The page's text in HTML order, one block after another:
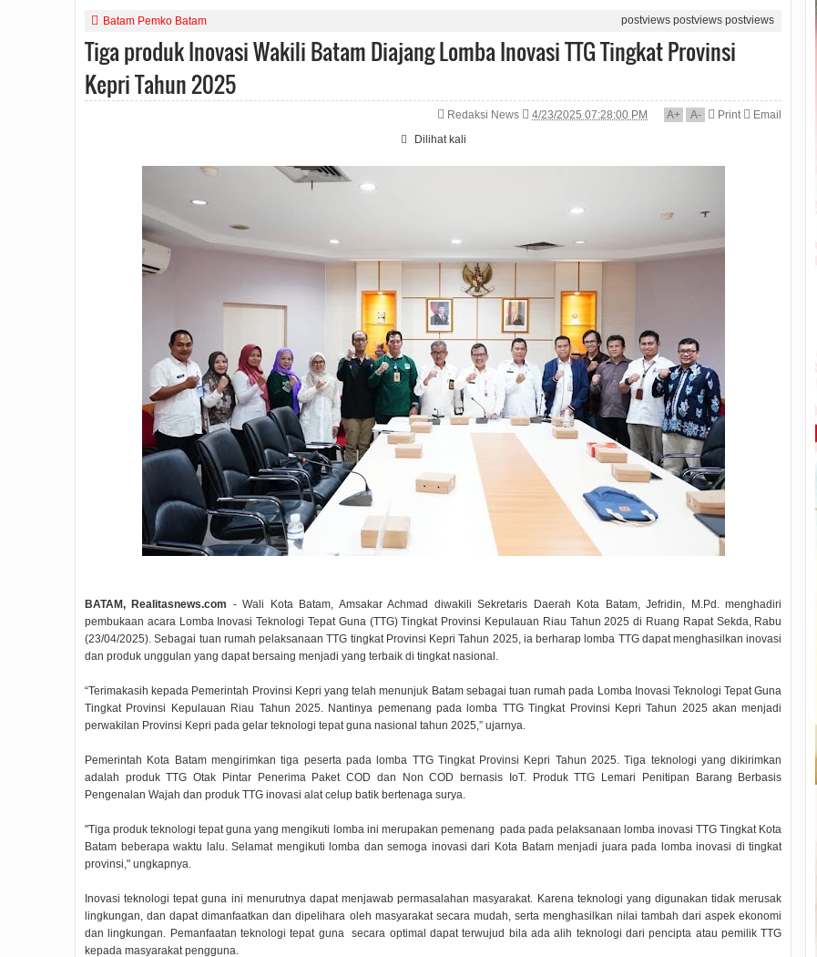
Batam Pemko Batam postviewspostviewspostviews
Tiga produk Inovasi Wakili Batam Diajang Lomba Inovasi TTG Tingkat Provinsi
Kepri Tahun 2025
Redaksi News 4/23/2025 07:28:00 PM A+ A- Print
Email
Dilihat kali
BATAM, Realitasnews.com - Wali Kota Batam, Amsakar Achmad diwakili Sekretaris Daerah Kota Batam, Jefridin, M.Pd. menghadiri
pembukaan acara Lomba Inovasi Teknologi Tepat Guna (TTG) Tingkat Provinsi Kepulauan Riau Tahun 2025 di Ruang Rapat Sekda, Rabu
(23/04/2025). Sebagai tuan rumah pelaksanaan TTG tingkat Provinsi Kepri Tahun 2025, ia berharap lomba TTG dapat menghasilkan inovasi
dan produk unggulan yang dapat bersaing menjadi yang terbaik di tingkat nasional.
“Terimakasih kepada Pemerintah Provinsi Kepri yang telah menunjuk Batam sebagai tuan rumah pada Lomba Inovasi Teknologi Tepat Guna
Tingkat Provinsi Kepulauan Riau Tahun 2025. Nantinya pemenang pada lomba TTG Tingkat Provinsi Kepri Tahun 2025 akan menjadi
perwakilan Provinsi Kepri pada gelar teknologi tepat guna nasional tahun 2025,” ujarnya.
Pemerintah Kota Batam mengirimkan tiga peserta pada lomba TTG Tingkat Provinsi Kepri Tahun 2025. Tiga teknologi yang dikirimkan
adalah produk TTG Otak Pintar Penerima Paket COD dan Non COD bernasis IoT. Produk TTG Lemari Penitipan Barang Berbasis
Pengenalan Wajah dan produk TTG inovasi alat celup batik bertenaga surya.
"Tiga produk teknologi tepat guna yang mengikuti lomba ini merupakan pemenang pada pada pelaksanaan lomba inovasi TTG Tingkat Kota
Batam beberapa waktu lalu. Selamat mengikuti lomba dan semoga inovasi dari Kota Batam menjadi juara pada lomba inovasi di tingkat
provinsi," ungkapnya.
Inovasi teknologi tepat guna ini menurutnya dapat menjawab permasalahan masyarakat. Karena teknologi yang digunakan tidak merusak
lingkungan, dan dapat dimanfaatkan dan dipelihara oleh masyarakat secara mudah, serta menghasilkan nilai tambah dari aspek ekonomi
dan lingkungan. Pemanfaatan teknologi tepat guna secara optimal dapat terwujud bila ada alih teknologi dari pencipta atau pemilik TTG
kepada masyarakat pengguna.